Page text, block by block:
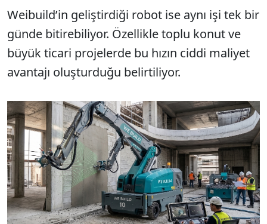
Weibuild’in geliştirdiği robot ise aynı işi tek bir
günde bitirebiliyor. Özellikle toplu konut ve
büyük ticari projelerde bu hızın ciddi maliyet
avantajı oluşturduğu belirtiliyor.